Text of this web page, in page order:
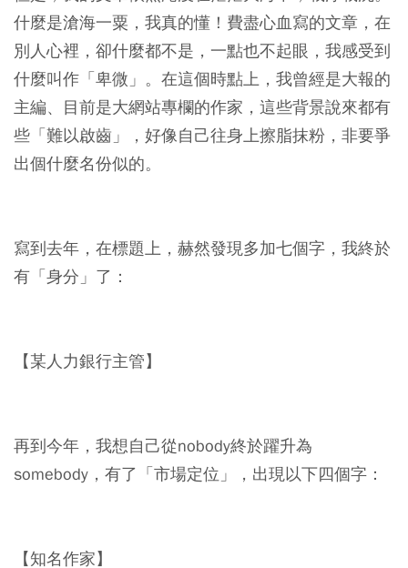
什麼是滄海一粟，我真的懂！費盡心血寫的文章，在
別人心裡，卻什麼都不是，一點也不起眼，我感受到
什麼叫作「卑微」。在這個時點上，我曾經是大報的
主編、目前是大網站專欄的作家，這些背景說來都有
些「難以啟齒」，好像自己往身上擦脂抹粉，非要爭
出個什麼名份似的。
寫到去年，在標題上，赫然發現多加七個字，我終於
有「身分」了：
【某人力銀行主管】
再到今年，我想自己從nobody終於躍升為
somebody，有了「市場定位」，出現以下四個字：
【知名作家】